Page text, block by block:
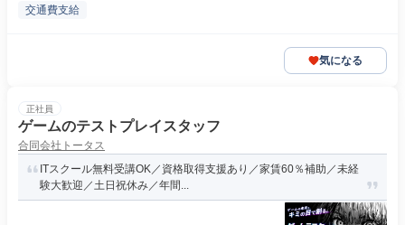
交通費支給
気になる
正社員
ゲームのテストプレイスタッフ
合同会社トータス
ITスクール無料受講OK／資格取得支援あり／家賃60％補助／未経
験大歓迎／土日祝休み／年間...